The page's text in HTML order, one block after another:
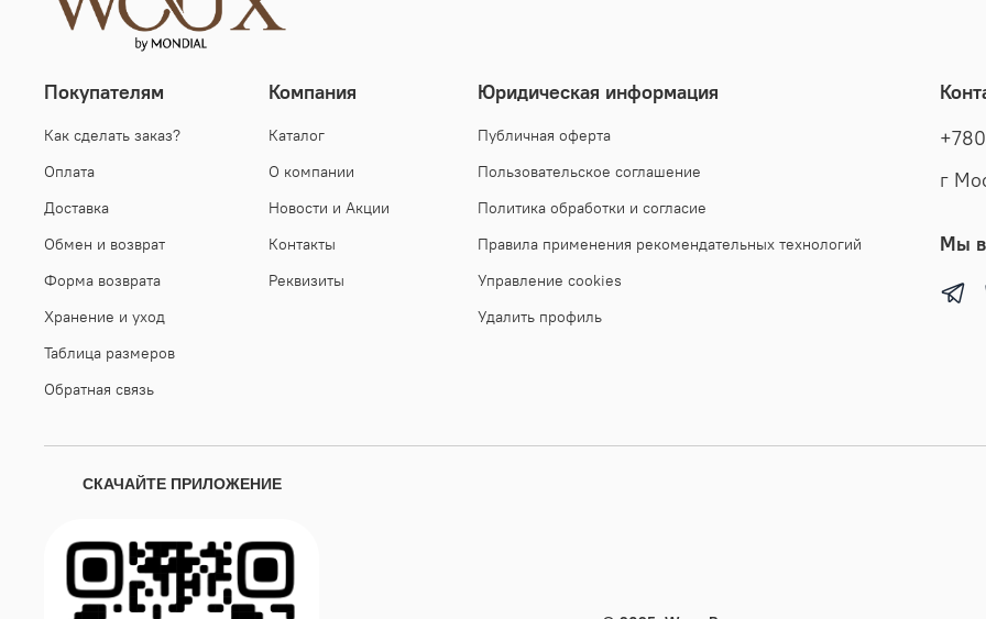
Покупателям
Как сделать заказ?
Оплата
Доставка
Обмен и возврат
Форма возврата
Хранение и уход
Таблица размеров
Обратная связь
Компания
Каталог
О компании
Новости и Акции
Контакты
Реквизиты
Юридическая информация
Публичная оферта
Пользовательское соглашение
Политика обработки и согласие
Правила применения рекомендательных технологий
Управление cookies
Удалить профиль
г
Мы в
СКАЧАЙТЕ ПРИЛОЖЕНИЕ